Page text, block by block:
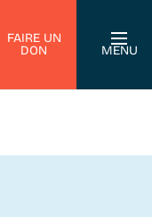
FAIRE UN
DON
MENU